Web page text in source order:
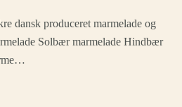
dansk produceret marmelade og
Solbær marmelade Hindbær